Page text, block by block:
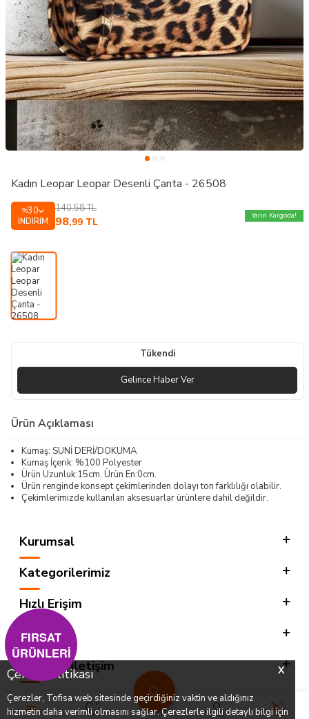
X
Çerez Politikası
Çerezler, Tofisa web sitesinde geçirdiğiniz vaktin ve aldığınız
hizmetin daha verimli olmasını sağlar. Çerezlerle ilgili detaylı bilgi için
0 0
Kadın Leopar Leopar Desenli Çanta - 26508
%30
İNDIRIM
140,58TL
98,99 TL
Yarın Kargoda!
Tükendi
Gelince Haber Ver
Ürün Açıklaması
Kumaş: SUNİ DERİ/DOKUMA
Kumaş İçerik: %100 Polyester
Ürün Uzunluk:15cm. Ürün En:0cm.
Ürün renginde konsept çekimlerinden dolayı ton farklılığı olabilir.
Çekimlerimizde kullanılan aksesuarlar ürünlere dahil değildir.
Kurumsal
Kategorilerimiz
Hızlı Erişim
Sosyal
Adres & İletişim
FIRSAT
ÜRÜNLERİ